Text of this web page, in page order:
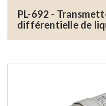
PL-692 -
différentielle de